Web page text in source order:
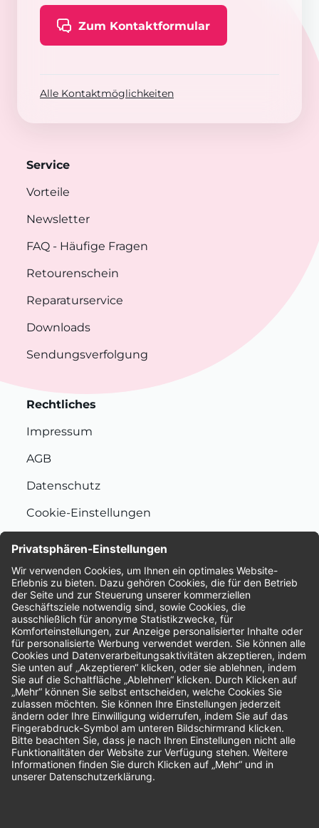
Zum Kontaktformular
Alle Kontaktmöglichkeiten
Service
Vorteile
Newsletter
FAQ - Häufige Fragen
Retourenschein
Reparaturservice
Downloads
Sendungsverfolgung
Rechtliches
Impressum
AGB
Datenschutz
Cookie-Einstellungen
Bewertungen